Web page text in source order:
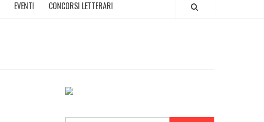
EVENTI CONCORSI LETTERARI